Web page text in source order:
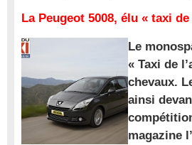
La Peugeot 5008, élu « taxi de
Le
« Taxi de
chevaux.
ainsi
magazine